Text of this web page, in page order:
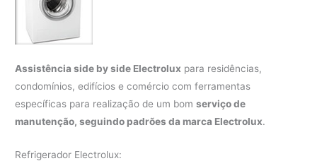
Assistência side by side Electrolux para residências,
condomínios, edifícios e comércio com ferramentas
específicas para realização de um bomserviço de
manutenção, seguindo padrões da marca Electrolux.
Refrigerador Electrolux: